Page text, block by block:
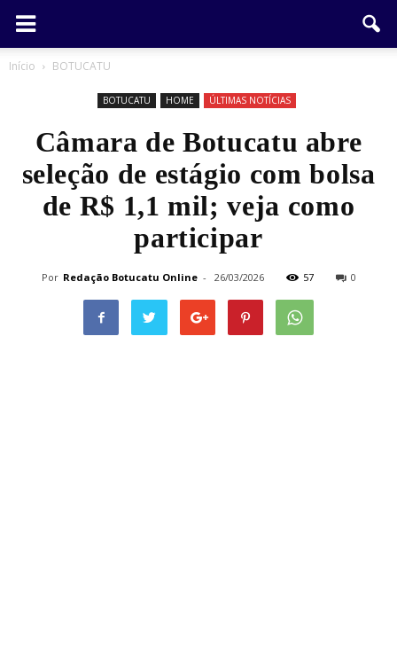
Início BOTUCATU
BOTUCATU HOME ÚLTIMAS NOTÍCIAS
Câmara de Botucatu abre
seleção de estágio com bolsa
de R$ 1,1 mil; veja como
participar
Por Redação Botucatu Online - 26/03/2026 57 0